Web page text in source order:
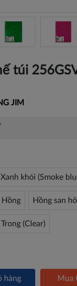
túi
JIM
Xanh khói (Smoke
Hồng Hồng san
Trong (Clear)
hàng Mua